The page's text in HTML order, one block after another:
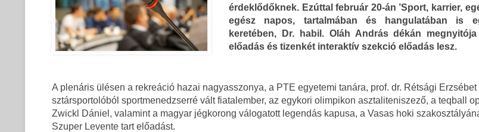
érdeklődőknek. Ezúttal február 20-án ’Sport, karrier,
egész napos, tartalmában és hangulatában is
keretében, Dr. habil. Oláh András dékán
előadás és tizenkét interaktív szekció előadás lesz.
A plenáris ülésen a rekreáció hazai nagyasszonya, a PTE egyetemi tanára, prof. dr. Rétsági Erzsébet
sztársportolóból sportmenedzserré vált fiatalember, az egykori olimpikon asztaliteniszező, a teqball
Zwickl Dániel, valamint a magyar jégkorong válogatott legendás kapusa, a Vasas hoki
Szuper Levente tart előadást.